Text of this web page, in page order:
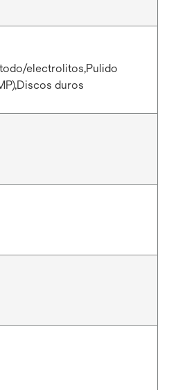
electrolitos,Pulido
duros